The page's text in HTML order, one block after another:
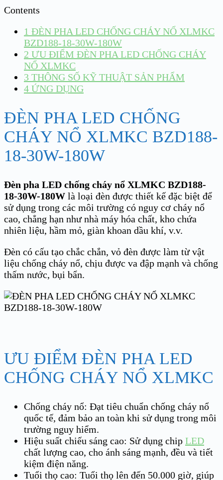
Contents
1 ĐÈN PHA LED CHỐNG CHÁY NỔ XLMKC
BZD188-18-30W-180W
2 ƯU ĐIỂM ĐÈN PHA LED CHỐNG CHÁY
NỔ XLMKC
3 THÔNG SỐ KỸ THUẬT SẢN PHẨM
4 ỨNG DỤNG
ĐÈN PHA LED CHỐNG
CHÁY NỔ XLMKC BZD188-
18-30W-180W
Đèn pha LED chống cháy nổ XLMKC BZD188-
18-30W-180W là loại đèn được thiết kế đặc biệt để
sử dụng trong các môi trường có nguy cơ cháy nổ
cao, chẳng hạn như nhà máy hóa chất, kho chứa
nhiên liệu, hầm mỏ, giàn khoan dầu khí, v.v.
Đèn có cấu tạo chắc chắn, vỏ đèn được làm từ vật
liệu chống cháy nổ, chịu được va đập mạnh và chống
thấm nước, bụi bẩn.
ƯU ĐIỂM ĐÈN PHA LED
CHỐNG CHÁY NỔ XLMKC
Chống cháy nổ: Đạt tiêu chuẩn chống cháy nổ
quốc tế, đảm bảo an toàn khi sử dụng trong môi
trường nguy hiểm.
Hiệu suất chiếu sáng cao: Sử dụng chip LED
chất lượng cao, cho ánh sáng mạnh, đều và tiết
kiệm điện năng.
Tuổi thọ cao: Tuổi thọ lên đến 50.000 giờ, giúp